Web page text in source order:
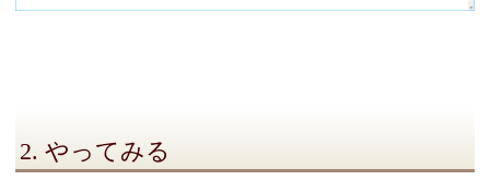
2. やってみる